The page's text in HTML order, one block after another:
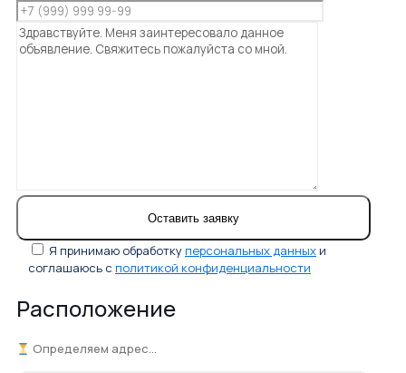
Я принимаю обработкуперсональных данных и
соглашаюсь с политикой конфиденциальности
Расположение
Определяем адрес...